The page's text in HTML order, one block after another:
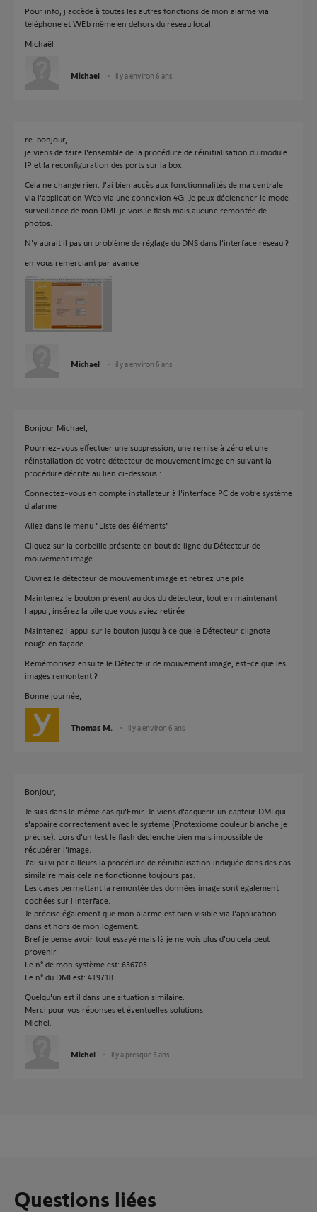
Pour info, j'accède à toutes les autres fonctions de mon alarme via
téléphone et WEb même en dehors du réseau local.
Michaël
Michael il y a environ 6 ans
re-bonjour,
je viens de faire l'ensemble de la procédure de réinitialisation du module
IP et la reconfiguration des ports sur la box.
Cela ne change rien. J'ai bien accès aux fonctionnalités de ma centrale
via l'application Web via une connexion 4G. Je peux déclencher le mode
surveillance de mon DMI. je vois le flash mais aucune remontée de
photos.
N'y aurait il pas un problème de réglage du DNS dans l'interface réseau ?
en vous remerciant par avance
Michael il y a environ 6 ans
Bonjour Michael,
Pourriez-vous effectuer une suppression, une remise à zéro et une
réinstallation de votre détecteur de mouvement image en suivant la
procédure décrite au lien ci-dessous :
Connectez-vous en compte installateur à l'interface PC de votre système
d'alarme
Allez dans le menu "Liste des éléments"
Cliquez sur la corbeille présente en bout de ligne du Détecteur de
mouvement image
Ouvrez le détecteur de mouvement image et retirez une pile
Maintenez le bouton présent au dos du détecteur, tout en maintenant
l'appui, insérez la pile que vous aviez retirée
Maintenez l'appui sur le bouton jusqu'à ce que le Détecteur clignote
rouge en façade
Remémorisez ensuite le Détecteur de mouvement image, est-ce que les
images remontent ?
Bonne journée,
Thomas M. il y a environ 6 ans
Bonjour,
Je suis dans le même cas qu'Emir. Je viens d'acquerir un capteur DMI qui
s'appaire correctement avec le système (Protexiome couleur blanche je
précise). Lors d'un test le flash déclenche bien mais impossible de
récupérer l'image.
J'ai suivi par ailleurs la procédure de réinitialisation indiquée dans des cas
similaire mais cela ne fonctionne toujours pas.
Les cases permettant la remontée des données image sont également
cochées sur l'interface.
Je précise également que mon alarme est bien visible via l'application
dans et hors de mon logement.
Bref je pense avoir tout essayé mais là je ne vois plus d'ou cela peut
provenir.
Le n° de mon système est: 636705
Le n° du DMI est: 419718
Quelqu'un est il dans une situation similaire.
Merci pour vos réponses et éventuelles solutions.
Michel.
Michel il y a presque 5 ans
Questions liées